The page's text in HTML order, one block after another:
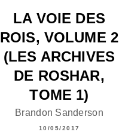
LA VOIE DES
ROIS, VOLUME 2
(LES ARCHIVES
DE ROSHAR,
TOME 1)
Brandon Sanderson
10/05/2017